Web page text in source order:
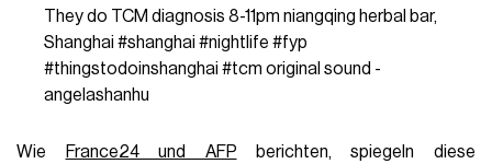
They do TCM diagnosis 8-11pm niangqing herbal bar,
Shanghai #shanghai #nightlife #fyp
#thingstodoinshanghai #tcm original sound -
angelashanhu
Wie France24 und AFP berichten, spiegeln diese